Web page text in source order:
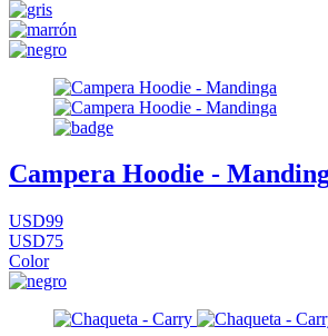
Campera Hoodie -
USD99
USD75
Color